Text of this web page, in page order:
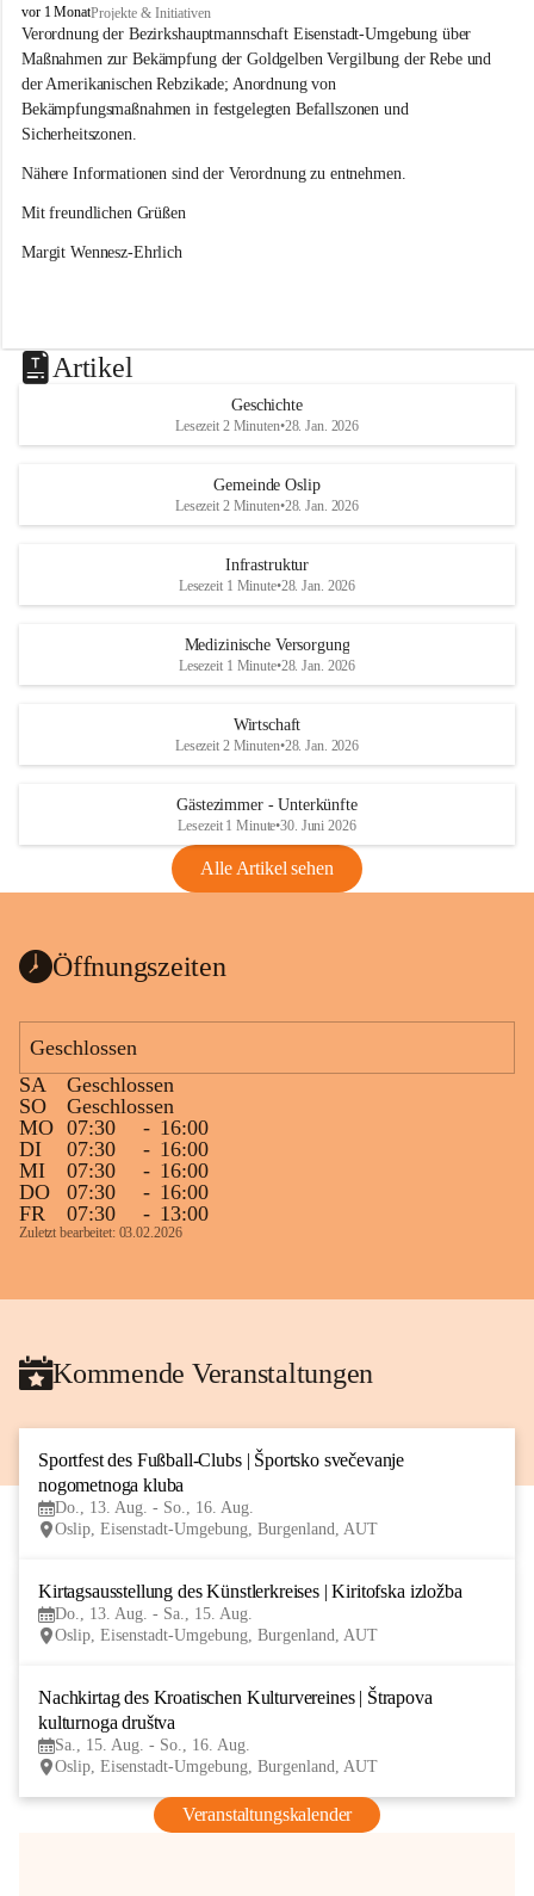
O
s
l
i
p
vor 1 MonatProjekte & Initiativen
Verordnung der Bezirkshauptmannschaft Eisenstadt-Umgebung über
Maßnahmen zur Bekämpfung der Goldgelben Vergilbung der Rebe und
der Amerikanischen Rebzikade; Anordnung von
Bekämpfungsmaßnahmen in festgelegten Befallszonen und
Sicherheitszonen.
Nähere Informationen sind der Verordnung zu entnehmen.
Mit freundlichen Grüßen
Margit Wennesz-Ehrlich
Artikel
Geschichte
Lesezeit 2 Minuten•28. Jan. 2026
Gemeinde Oslip
Lesezeit 2 Minuten•28. Jan. 2026
Infrastruktur
Lesezeit 1 Minute•28. Jan. 2026
Medizinische Versorgung
Lesezeit 1 Minute•28. Jan. 2026
Wirtschaft
Lesezeit 2 Minuten•28. Jan. 2026
Gästezimmer - Unterkünfte
Lesezeit 1 Minute•30. Juni 2026
Alle Artikel sehen
Öffnungszeiten
Geschlossen
SA
Geschlossen
SO
Geschlossen
MO 07:30 - 16:00
DI
07:30 - 16:00
MI
07:30 - 16:00
DO
07:30 - 16:00
FR
07:30 - 13:00
Zuletzt bearbeitet: 03.02.2026
Kommende Veranstaltungen
Sportfest des Fußball-Clubs | Športsko svečevanje
nogometnoga kluba
Do., 13. Aug. - So., 16. Aug.
Oslip, Eisenstadt-Umgebung, Burgenland, AUT
Kirtagsausstellung des Künstlerkreises | Kiritofska izložba
Do., 13. Aug. - Sa., 15. Aug.
Oslip, Eisenstadt-Umgebung, Burgenland, AUT
Nachkirtag des Kroatischen Kulturvereines | Štrapova
kulturnoga društva
Sa., 15. Aug. - So., 16. Aug.
Oslip, Eisenstadt-Umgebung, Burgenland, AUT
Veranstaltungskalender